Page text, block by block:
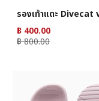
รองเท้าแตะ Divecat
฿ 400.00
฿ 800.00